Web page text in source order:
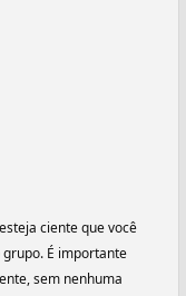
ciente que você
É importante
sem nenhuma